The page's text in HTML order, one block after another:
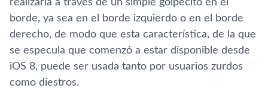
realizarí­a a través de un simple golpecito en el
borde, ya sea en el borde izquierdo o en el borde
derecho, de modo que esta caracterí­stica, de la que
se especula que comenzó a estar disponible desde
iOS 8, puede ser usada tanto por usuarios zurdos
como diestros.